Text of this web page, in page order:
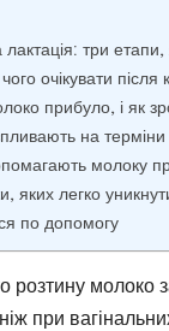
три етапи,
очікувати після
прибуло, і як
на терміни
молоку
яких легко
по допомогу
розтину молоко
при